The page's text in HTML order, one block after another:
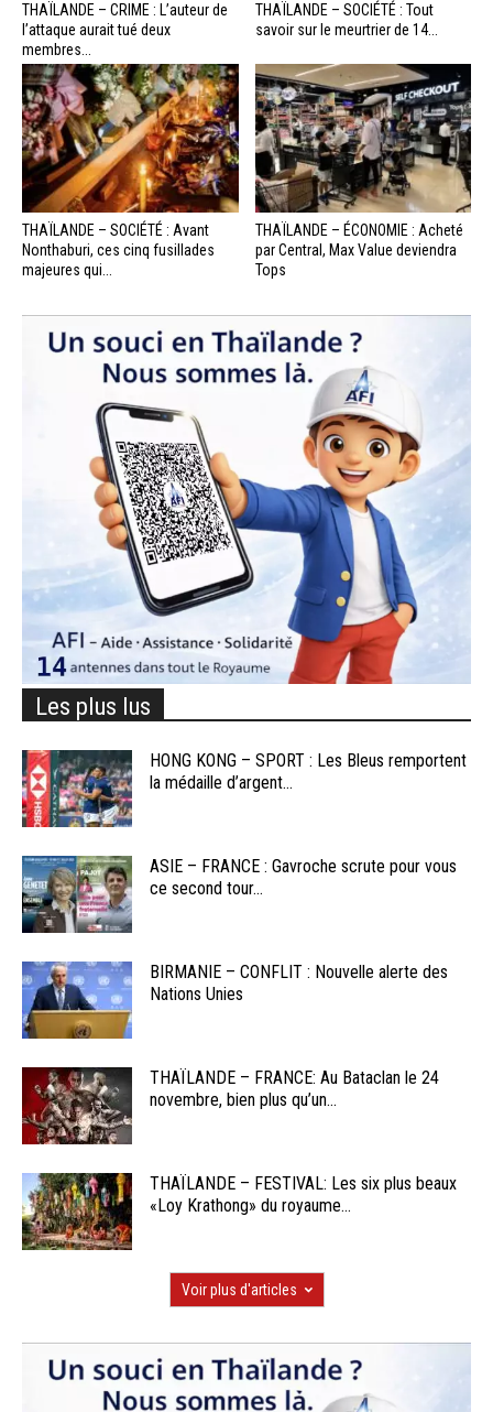
THAÏLANDE – CRIME : L’auteur de
l’attaque aurait tué deux
membres...
THAÏLANDE – SOCIÉTÉ : Tout
savoir sur le meurtrier de 14...
THAÏLANDE – SOCIÉTÉ : Avant
Nonthaburi, ces cinq fusillades
majeures qui...
THAÏLANDE – ÉCONOMIE : Acheté
par Central, Max Value deviendra
Tops
Les plus lus
HONG KONG – SPORT : Les Bleus remportent
la médaille d’argent...
ASIE – FRANCE : Gavroche scrute pour vous
ce second tour...
BIRMANIE – CONFLIT : Nouvelle alerte des
Nations Unies
THAÏLANDE – FRANCE: Au Bataclan le 24
novembre, bien plus qu’un...
THAÏLANDE – FESTIVAL: Les six plus beaux
«Loy Krathong» du royaume...
Voir plus d'articles